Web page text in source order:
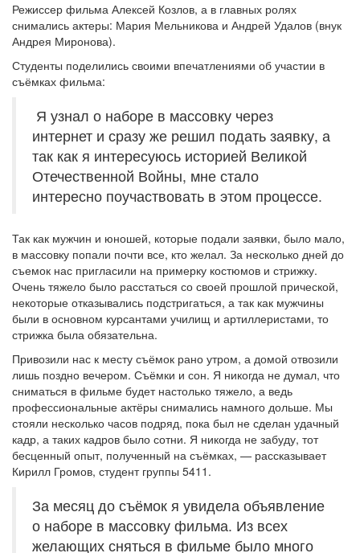
Режиссер фильма Алексей Козлов, а в главных ролях
снимались актеры: Мария Мельникова и Андрей Удалов (внук
Андрея Миронова).
Студенты поделились своими впечатлениями об участии в
съёмках фильма:
Я узнал о наборе в массовку через
интернет и сразу же решил подать заявку, а
так как я интересуюсь историей Великой
Отечественной Войны, мне стало
интересно поучаствовать в этом процессе.
Так как мужчин и юношей, которые подали заявки, было мало,
в массовку попали почти все, кто желал. За несколько дней до
съемок нас пригласили на примерку костюмов и стрижку.
Очень тяжело было расстаться со своей прошлой прической,
некоторые отказывались подстригаться, а так как мужчины
были в основном курсантами училищ и артиллеристами, то
стрижка была обязательна.
Привозили нас к месту съёмок рано утром, а домой отвозили
лишь поздно вечером. Съёмки и сон. Я никогда не думал, что
сниматься в фильме будет настолько тяжело, а ведь
профессиональные актёры снимались намного дольше. Мы
стояли несколько часов подряд, пока был не сделан удачный
кадр, а таких кадров было сотни. Я никогда не забуду, тот
бесценный опыт, полученный на съёмках, — рассказывает
Кирилл Громов, студент группы 5411.
За месяц до съёмок я увидела объявление
о наборе в массовку фильма. Из всех
желающих сняться в фильме было много